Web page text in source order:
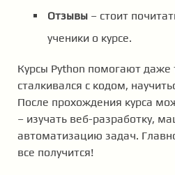
Отзывы – стоит
ученики о курсе.
Курсы Python помогают даже
сталкивался с кодом,
После прохождения курса
– изучать веб-разработку,
автоматизацию задач.
все получится!